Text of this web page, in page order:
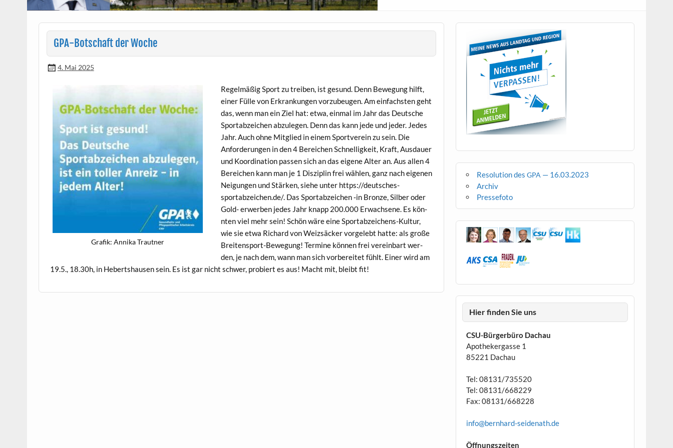
GPA-Botschaft der Woche
4. Mai 2025
Grafik: Anni­ka Trautner
Regelmäßig Sport zu treiben, ist gesund. Denn Bewe­gung hil­ft,
ein­er Fülle von Erkrankun­gen vorzubeu­gen. Am ein­fach­sten geht
das, wenn man ein Ziel hat: etwa, ein­mal im Jahr das Deutsche
Sportabze­ichen abzule­gen. Denn das kann jede und jed­er. Jedes
Jahr. Auch ohne Mit­glied in einem Sportvere­in zu sein. Die
Anforderun­gen in den 4 Bere­ichen Schnel­ligkeit, Kraft, Aus­dauer
und Koor­di­na­tion passen sich an das eigene Alter an. Aus allen 4
Bere­ichen kann man je 1 Diszi­plin frei wählen, ganz nach eige­nen
Nei­gun­gen und Stärken, siehe unter https://deutsches-
sportabzeichen.de/. Das Sportabze­ichen ‑in Bronze, Sil­ber oder
Gold- erwer­ben jedes Jahr knapp 200.000 Erwach­sene. Es kön­
nten viel mehr sein! Schön wäre eine Sportabze­ichens-Kul­tur,
wie sie etwa Richard von Weizsäck­er vorgelebt hat­te: als große
Bre­it­en­sport-Bewe­gung! Ter­mine kön­nen frei vere­in­bart wer­
den, je nach dem, wann man sich vor­bere­it­et fühlt. Ein­er wird am
19.5., 18.30h, in Hebertshausen sein. Es ist gar nicht schw­er, pro­biert es aus! Macht mit, bleibt fit!
Resolution desGPA — 16.03.2023
Archiv
Pressefoto
Hier finden Sie uns
CSU-Bürgerbüro Dachau
Apothekergasse 1
85221 Dachau
Tel: 08131/735520
Tel: 08131/668229
Fax: 08131/668228
info@bernhard-seidenath.de
Öffnungszeiten